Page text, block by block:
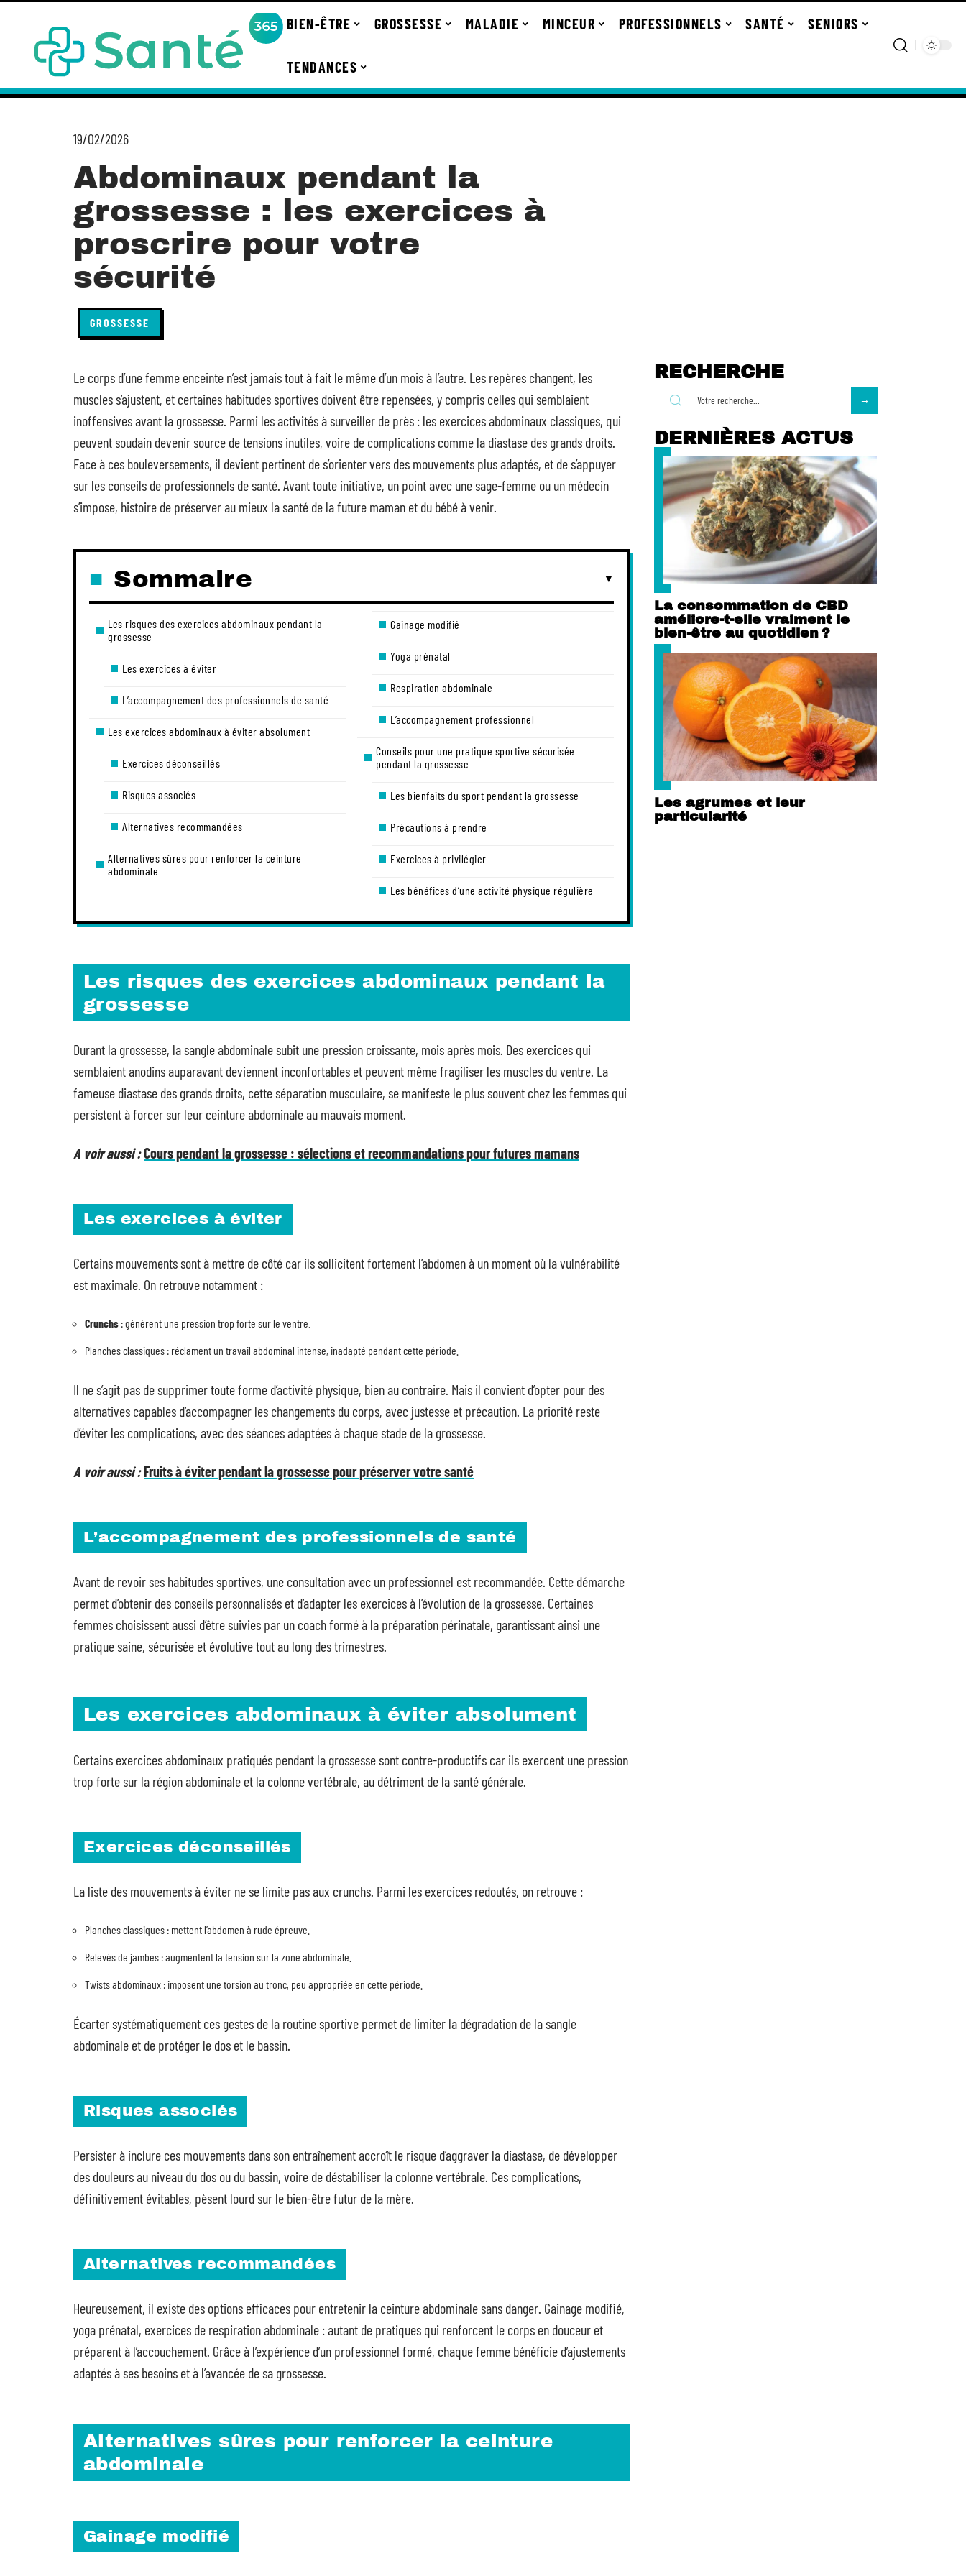
BIEN-ÊTRE GROSSESSE MALADIE MINCEUR PROFESSIONNELS SANTÉ SENIORS
TENDANCES
19/02/2026
Abdominaux pendant la
grossesse : les exercices à
proscrire pour votre
sécurité
GROSSESSE
Le corps d’une femme enceinte n’est jamais tout à fait le même d’un mois à l’autre. Les repères changent, les
muscles s’ajustent, et certaines habitudes sportives doivent être repensées, y compris celles qui semblaient
inoffensives avant la grossesse. Parmi les activités à surveiller de près : les exercices abdominaux classiques, qui
peuvent soudain devenir source de tensions inutiles, voire de complications comme la diastase des grands droits.
Face à ces bouleversements, il devient pertinent de s’orienter vers des mouvements plus adaptés, et de s’appuyer
sur les conseils de professionnels de santé. Avant toute initiative, un point avec une sage-femme ou un médecin
s’impose, histoire de préserver au mieux la santé de la future maman et du bébé à venir.
Sommaire
Les risques des exercices abdominaux pendant la
grossesse
Les exercices à éviter
L’accompagnement des professionnels de santé
Les exercices abdominaux à éviter absolument
Exercices déconseillés
Risques associés
Alternatives recommandées
Alternatives sûres pour renforcer la ceinture
abdominale
Gainage modifié
Yoga prénatal
Respiration abdominale
L’accompagnement professionnel
Conseils pour une pratique sportive sécurisée
pendant la grossesse
Les bienfaits du sport pendant la grossesse
Précautions à prendre
Exercices à privilégier
Les bénéfices d’une activité physique régulière
Les risques des exercices abdominaux pendant la
grossesse
Durant la grossesse, la sangle abdominale subit une pression croissante, mois après mois. Des exercices qui
semblaient anodins auparavant deviennent inconfortables et peuvent même fragiliser les muscles du ventre. La
fameuse diastase des grands droits, cette séparation musculaire, se manifeste le plus souvent chez les femmes qui
persistent à forcer sur leur ceinture abdominale au mauvais moment.
A voir aussi :Cours pendant la grossesse : sélections et recommandations pour futures mamans
Les exercices à éviter
Certains mouvements sont à mettre de côté car ils sollicitent fortement l’abdomen à un moment où la vulnérabilité
est maximale. On retrouve notamment :
Crunchs : génèrent une pression trop forte sur le ventre.
Planches classiques : réclament un travail abdominal intense, inadapté pendant cette période.
Il ne s’agit pas de supprimer toute forme d’activité physique, bien au contraire. Mais il convient d’opter pour des
alternatives capables d’accompagner les changements du corps, avec justesse et précaution. La priorité reste
d’éviter les complications, avec des séances adaptées à chaque stade de la grossesse.
A voir aussi :Fruits à éviter pendant la grossesse pour préserver votre santé
L’accompagnement des professionnels de santé
Avant de revoir ses habitudes sportives, une consultation avec un professionnel est recommandée. Cette démarche
permet d’obtenir des conseils personnalisés et d’adapter les exercices à l’évolution de la grossesse. Certaines
femmes choisissent aussi d’être suivies par un coach formé à la préparation périnatale, garantissant ainsi une
pratique saine, sécurisée et évolutive tout au long des trimestres.
Les exercices abdominaux à éviter absolument
Certains exercices abdominaux pratiqués pendant la grossesse sont contre-productifs car ils exercent une pression
trop forte sur la région abdominale et la colonne vertébrale, au détriment de la santé générale.
Exercices déconseillés
La liste des mouvements à éviter ne se limite pas aux crunchs. Parmi les exercices redoutés, on retrouve :
Planches classiques : mettent l’abdomen à rude épreuve.
Relevés de jambes : augmentent la tension sur la zone abdominale.
Twists abdominaux : imposent une torsion au tronc, peu appropriée en cette période.
Écarter systématiquement ces gestes de la routine sportive permet de limiter la dégradation de la sangle
abdominale et de protéger le dos et le bassin.
Risques associés
Persister à inclure ces mouvements dans son entraînement accroît le risque d’aggraver la diastase, de développer
des douleurs au niveau du dos ou du bassin, voire de déstabiliser la colonne vertébrale. Ces complications,
définitivement évitables, pèsent lourd sur le bien-être futur de la mère.
Alternatives recommandées
Heureusement, il existe des options efficaces pour entretenir la ceinture abdominale sans danger. Gainage modifié,
yoga prénatal, exercices de respiration abdominale : autant de pratiques qui renforcent le corps en douceur et
préparent à l’accouchement. Grâce à l’expérience d’un professionnel formé, chaque femme bénéficie d’ajustements
adaptés à ses besoins et à l’avancée de sa grossesse.
Alternatives sûres pour renforcer la ceinture
abdominale
Gainage modifié
RECHERCHE
DERNIÈRES ACTUS
La consommation de CBD
améliore-t-elle vraiment le
bien-être au quotidien ?
Les agrumes et leur
particularité